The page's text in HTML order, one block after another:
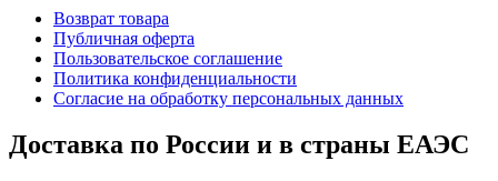
Возврат товара
Публичная оферта
Пользовательское соглашение
Политика конфиденциальности
Согласие на обработку персональных данных
Доставка по России и в страны ЕАЭС